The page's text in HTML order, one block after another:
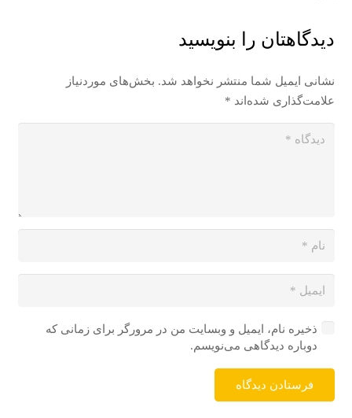
دیدگاهتان را بنویسید
نشانی ایمیل شما منتشر نخواهد شد. بخش‌های موردنیاز
علامت‌گذاری شده‌اند *
ذخیره نام، ایمیل و وبسایت من در مرورگر برای زمانی که
دوباره دیدگاهی می‌نویسم.
فرستادن دیدگاه